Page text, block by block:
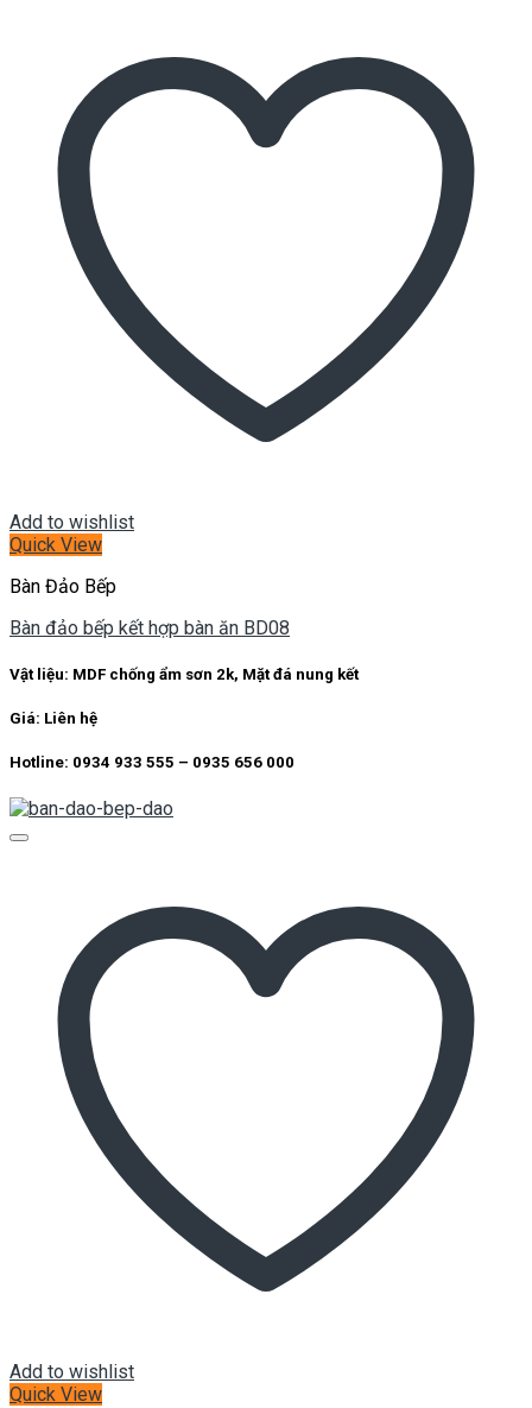
Add to wishlist
Quick View
Bàn Đảo Bếp
Bàn đảo bếp kết hợp bàn ăn BD08
Vật liệu: MDF chống ẩm sơn 2k, Mặt đá nung kết
Giá: Liên hệ
Hotline: 0934 933 555 – 0935 656 000
Add to wishlist
Quick View